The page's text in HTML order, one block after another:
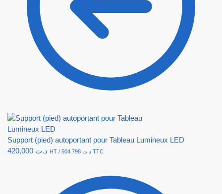
Support (pied) autoportant pour Tableau Lumineux LED
420,000 د.ت HT / 504,798 د.ت TTC